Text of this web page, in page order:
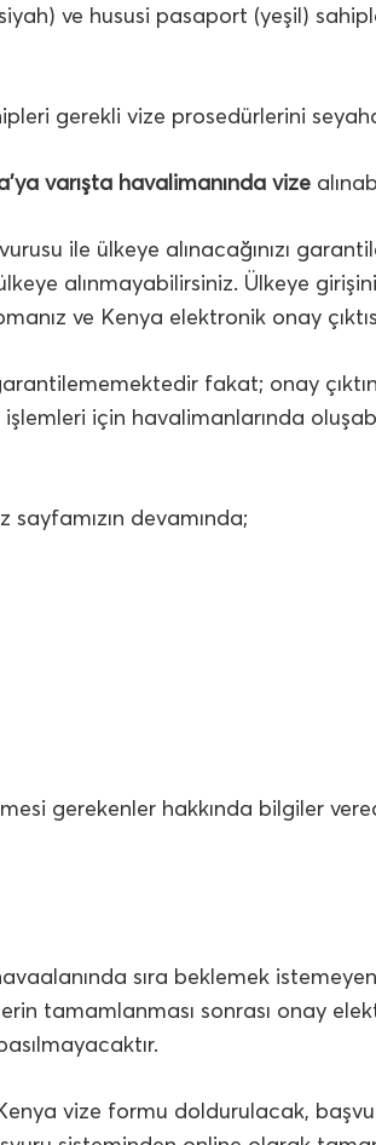
ve hususi pasaport (yeşil)
gerekli vize prosedürlerini
varışta havalimanında vize
ile ülkeye alınacağınızı
alınmayabilirsiniz. Ülkeye
ve Kenya elektronik onay
fakat; onay
için havalimanlarında
devamında;
gerekenler hakkında bilgiler
sıra beklemek
tamamlanması sonrası onay
vize formu doldurulacak,